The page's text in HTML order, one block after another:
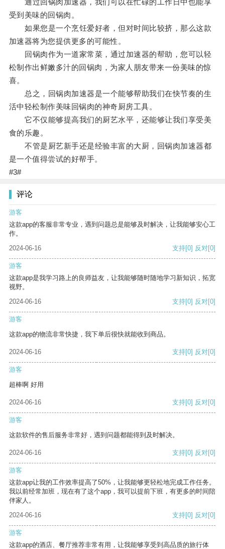
通过回锅肉加速器，我们可以在忙碌的工作日中也能享
受到美味的回锅肉。
如果您是一个烹饪爱好者，但对时间比较挤，那么这款
加速器将为您提供更多的可能性。
回锅肉作为一道家常菜，通过加速器的帮助，您可以轻
松制作出鲜嫩多汁的回锅肉，为家人朋友带来一份美味的惊
喜。
总之，回锅肉加速器是一个能够帮助我们在快节奏的生
活中轻松制作美味回锅肉的神奇厨房工具。
它不仅能够提高我们的厨艺水平，还能够让我们享受美
食的乐趣。
不管是厨艺新手还是经验丰富的大厨，回锅肉加速器都
是一个值得尝试的好帮手。
#3#
评论
游客
这款app的客服非常专业，遇到问题总是能够及时解决，让我能够安心工
作。
2024-06-16
支持[0] 反对[0]
游客
这款app是我学习路上的良师益友，让我能够随时随地学习新知识，拓宽
视野。
2024-06-16
支持[0] 反对[0]
游客
这款app的物流非常快捷，我下单后很快就能收到商品。
2024-06-16 支持[0] 反对[0]
游客
超棒啊 好用
2024-06-16 支持[0] 反对[0]
游客
这款软件的售后服务非常好，遇到问题都能得到及时解决。
2024-06-16 支持[0] 反对[0]
游客
这款app让我的工作效率提高了50%，让我能够更轻松地完成工作任务。
我以前经常加班，现在有了这个app，我可以提前下班，有更多的时间陪
伴家人。
2024-06-16
支持[0] 反对[0]
游客
这款app的酒店、餐厅推荐非常有用，让我能够享受到高品质的旅行体